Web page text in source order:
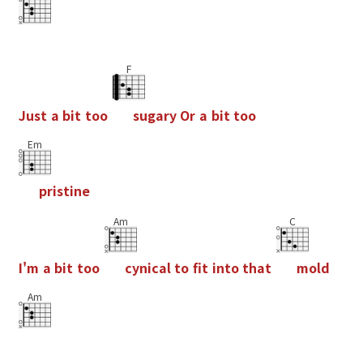
Just a bit too
F
sugary Or a bit too
Em
pristine
I'm a bit too
Am
cynical to ft into that
C
mold
Am